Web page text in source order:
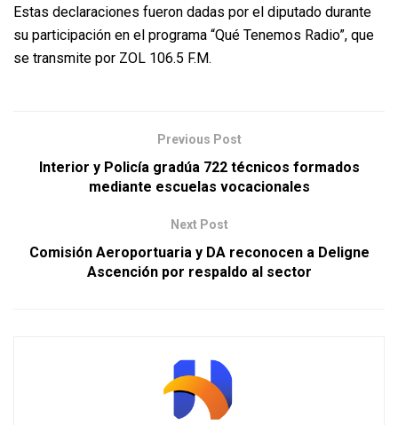
Estas declaraciones fueron dadas por el diputado durante
su participación en el programa “Qué Tenemos Radio”, que
se transmite por ZOL 106.5 F.M.
Previous Post
Interior y Policía gradúa 722 técnicos formados
mediante escuelas vocacionales
Next Post
Comisión Aeroportuaria y DA reconocen a Deligne
Ascención por respaldo al sector